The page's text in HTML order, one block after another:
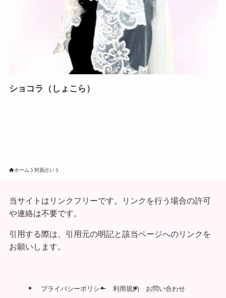
ショコラ（しょこら）
ホーム 対面占い
当サイトはリンクフリーです。リンクを行う場合の許可
や連絡は不要です。
引用する際は、引用元の明記と該当ページへのリンクを
お願いします。
プライバシーポリシー 利用規約 お問い合わせ